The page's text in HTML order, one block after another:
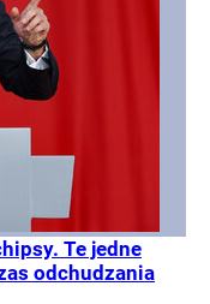
Te jedne
odchudzania